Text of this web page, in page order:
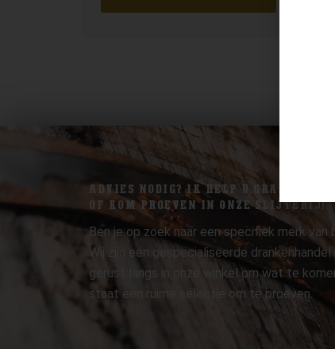
ADVIES NODIG? IK HELP U GRAAG.
OF KOM PROEVEN IN ONZE SLIJTERIJ!
Ben je op zoek naar een specifiek merk van
Wij zijn een gespecialiseerde drankenhandel
gerust langs in onze winkel om wat te
staat een ruime selectie om te proeven.